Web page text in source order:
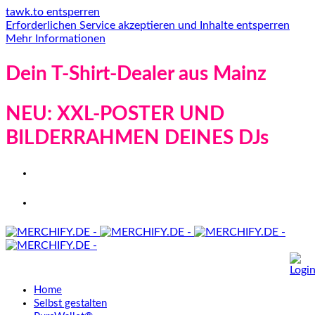
tawk.to entsperren
Erforderlichen Service akzeptieren und Inhalte entsperren
Mehr Informationen
Dein T-Shirt-Dealer aus Mainz
NEU: XXL-POSTER UND
BILDERRAHMEN DEINES DJs
Home
Selbst gestalten